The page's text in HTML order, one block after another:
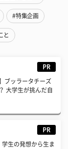
#特集企画
と
PR
ブッラータチーズ
大学生が挑んだ自
PR
生の発想から生ま